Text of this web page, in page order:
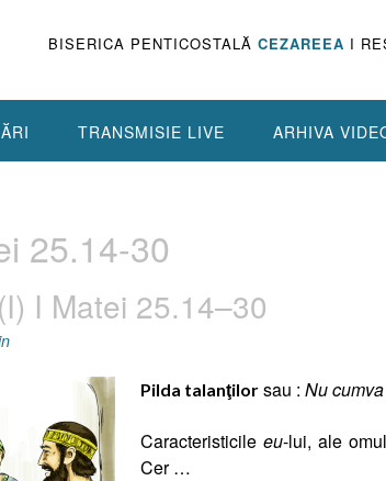
BISERICA PENTICOSTALĂ CEZAREEA I
TRANSMISIE LIVE ARHIVA
25.14-30
I Matei 25.14–30
Pilda talanţilorsau : Nu
Caracteristicile eu-lui, ale
Cer …